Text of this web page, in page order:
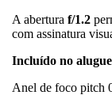
A abertura f/1.2
com assinatura
Incluído no
Anel de foco pitch